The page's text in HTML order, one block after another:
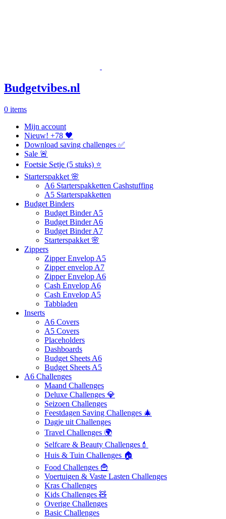
Budgetvibes.nl
0 items
Mijn account
Nieuw! +78 🖤
Download saving challenges ✅
Sale 🚨
Foetsie Setje (5 stuks) ⭐
Starterspakket 🌸
A6 Starterspakketten Cashstuffing
A5 Starterspakketten
Budget Binders
Budget Binder A5
Budget Binder A6
Budget Binder A7
Starterspakket 🌸
Zippers
Zipper Envelop A5
Zipper envelop A7
Zipper Envelop A6
Cash Envelop A6
Cash Envelop A5
Tabbladen
Inserts
A6 Covers
A5 Covers
Placeholders
Dashboards
Budget Sheets A6
Budget Sheets A5
A6 Challenges
Maand Challenges
Deluxe Challenges 💎
Seizoen Challenges
Feestdagen Saving Challenges 🎄
Dagje uit Challenges
Travel Challenges 🌍
Selfcare & Beauty Challenges💄
Huis & Tuin Challenges 🏠
Food Challenges 🍟
Voertuigen & Vaste Lasten Challenges
Kras Challenges
Kids Challenges 🧸
Overige Challenges
Basic Challenges